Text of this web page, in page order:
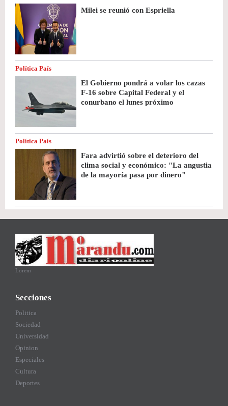
Milei se reunió con Espriella
Política País
El Gobierno pondrá a volar los cazas
F-16 sobre Capital Federal y el
conurbano el lunes próximo
Política País
Fara advirtió sobre el deterioro del
clima social y económico: "La angustia
de la mayoría pasa por dinero"
Lorem
Secciones
Politica
Sociedad
Universidad
Opinion
Especiales
Cultura
Deportes